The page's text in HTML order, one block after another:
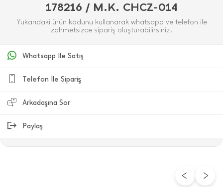
178216 / M.K. CHCZ-014
Yukarıdaki ürün kodunu kullanarak whatsapp ve telefon ile
zahmetsizce sipariş oluşturabilirsiniz.
Whatsapp İle Satış
Telefon İle Sipariş
Arkadaşına Sor
Paylaş